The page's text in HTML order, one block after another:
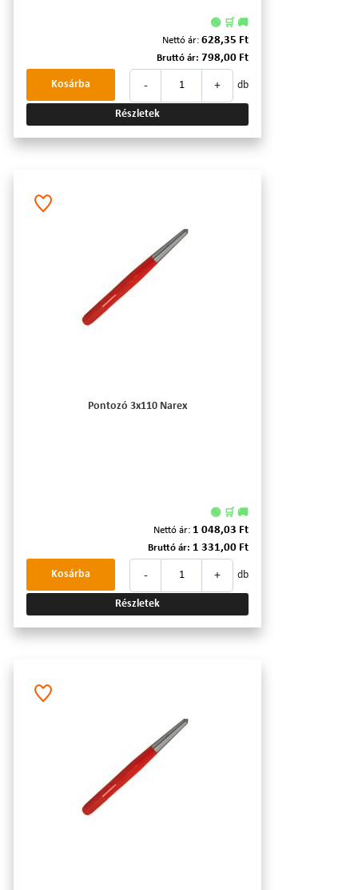
🟢 🛒 🚚
Nettó ár: 628,35 Ft
Bruttó ár: 798,00 Ft
- + db
Kosárba
Részletek
Pontozó 3x110 Narex
🟢 🛒 🚚
Nettó ár: 1 048,03 Ft
Bruttó ár: 1 331,00 Ft
- + db
Kosárba
Részletek